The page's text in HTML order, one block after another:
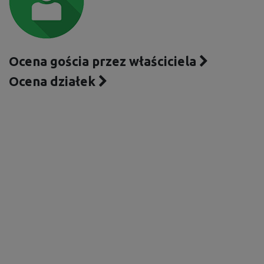
Ocena gościa przez właściciela
Ocena działek